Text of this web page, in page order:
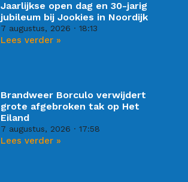
Jaarlijkse open dag en 30-jarig
jubileum bij Jookies in Noordijk
7 augustus, 2026 18:13
Lees verder »
Brandweer Borculo verwijdert
grote afgebroken tak op Het
Eiland
7 augustus, 2026 17:58
Lees verder »